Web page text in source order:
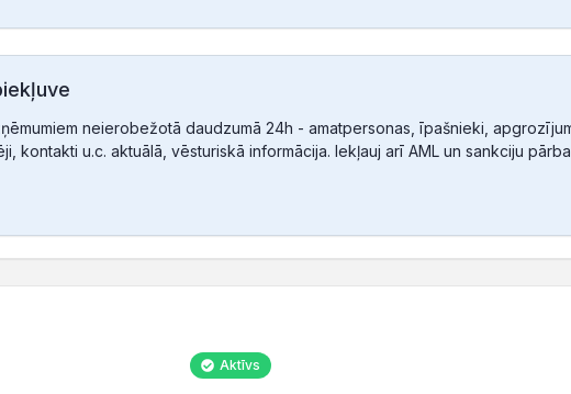
neierobežotā daudzumā 24h - amatpersonas, īpašnieki,
kontakti u.c. aktuālā, vēsturiskā informācija. Iekļauj arī AML un sankciju
Aktīvs